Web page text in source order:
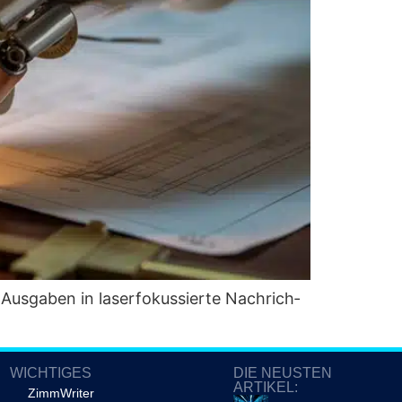
in laser­fo­kus­sier­te Nach­rich­
WICHTIGES
ZimmWriter
DIE NEUSTEN
ARTIKEL: